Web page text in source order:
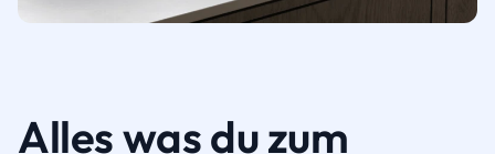
Alles was du zum